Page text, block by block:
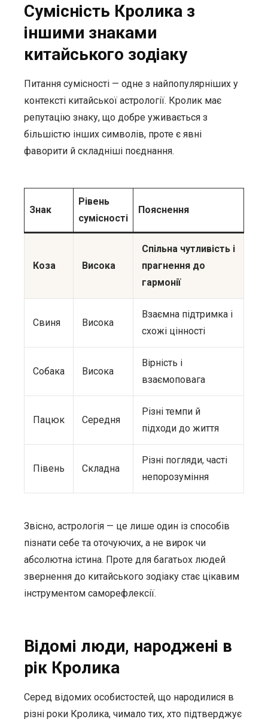
Сумісність Кролика з
іншими знаками
китайського зодіаку
Питання сумісності — одне з найпопулярніших у
контексті китайської астрології. Кролик має
репутацію знаку, що добре уживається з
більшістю інших символів, проте є явні
фаворити й складніші поєднання.
Знак
Рівень
сумісності
Пояснення
Коза Висока
Спільна чутливість і
прагнення до
гармонії
Свиня Висока
Взаємна підтримка і
схожі цінності
Собака Висока
Вірність і
взаємоповага
Пацюк Середня
Різні темпи й
підходи до життя
Півень Складна
Різні погляди, часті
непорозуміння
Звісно, астрологія — це лише один із способів
пізнати себе та оточуючих, а не вирок чи
абсолютна істина. Проте для багатьох людей
звернення до китайського зодіаку стає цікавим
інструментом саморефлексії.
Відомі люди, народжені в
рік Кролика
Серед відомих особистостей, що народилися в
різні роки Кролика, чимало тих, хто підтверджує